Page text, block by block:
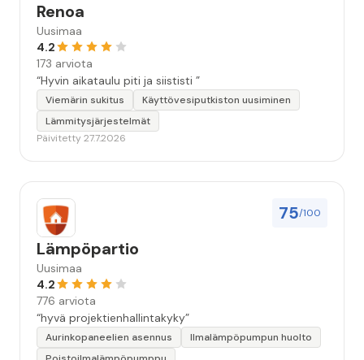
Renoa
Uusimaa
4.2
173 arviota
“Hyvin aikataulu piti ja siististi ”
Viemärin sukitus
Käyttövesiputkiston uusiminen
Lämmitysjärjestelmät
Päivitetty 27.7.2026
75/100
Lämpöpartio
Uusimaa
4.2
776 arviota
“hyvä projektienhallintakyky”
Aurinkopaneelien asennus
Ilmalämpöpumpun huolto